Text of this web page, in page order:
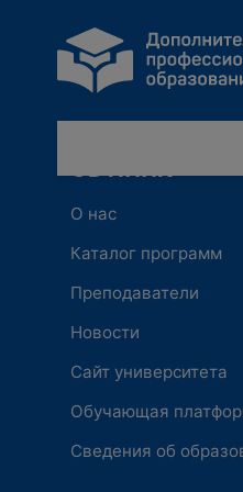
ОБ ИППК
О нас
Каталог программ
Преподаватели
Новости
Сайт университета
Обучающая
Сведения об